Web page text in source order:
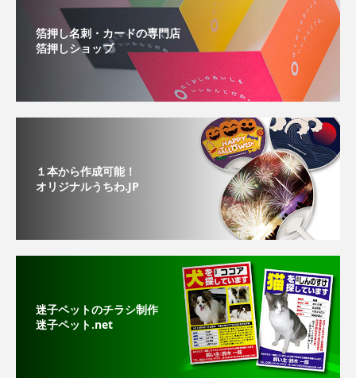
箔押し名刺・カードの専門店
箔押しショップ
１本から作成可能！
オリジナルうちわ.JP
迷子ペットのチラシ制作
迷子ペット.net